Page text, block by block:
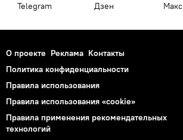
Telegram Дзен Макс
О проекте Реклама Контакты
Политика конфиденциальности
Правила использования
Правила использования «cookie»
Правила применения рекомендательных
технологий